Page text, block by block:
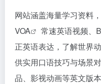
网站涵盖海量学习资料
VOA
常速英语视频、
正英语表达，了解世界
供实用口语技巧与场景
品、影视动画等英文版